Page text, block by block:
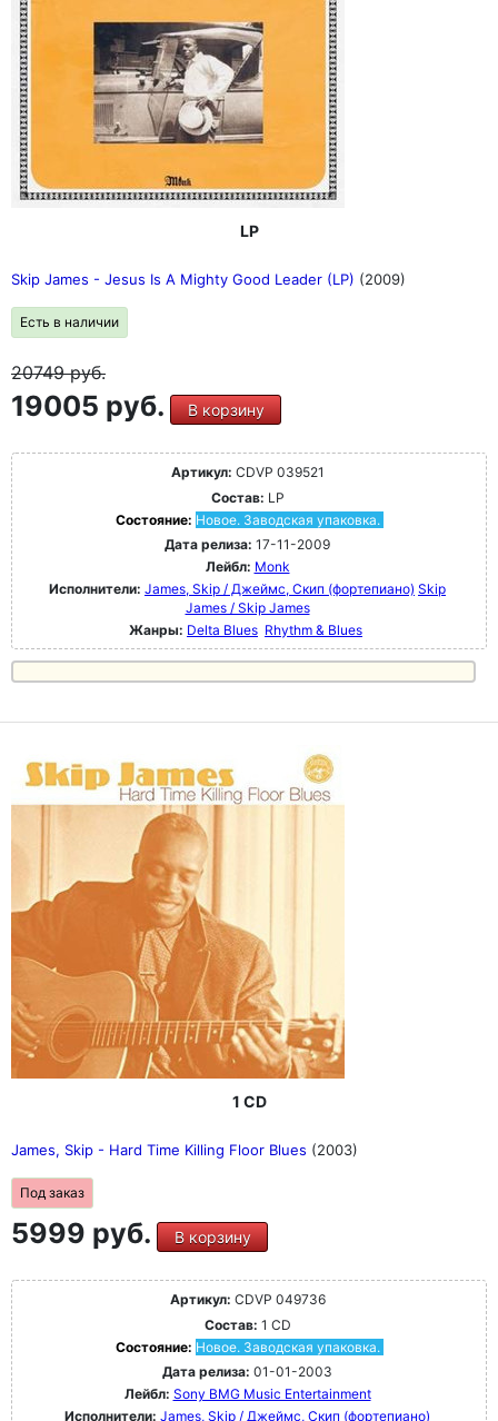
LP
Skip James - Jesus Is A Mighty Good Leader (LP) (2009)
Есть в наличии
20749руб.
19005 руб. В корзину
Артикул: CDVP 039521
Состав: LP
Состояние: Новое. Заводская упаковка.
Дата релиза: 17-11-2009
Лейбл: Monk
Исполнители: James, Skip / Джеймс, Скип (фортепиано) Skip
James / Skip James
Жанры: Delta Blues Rhythm & Blues
1 CD
James, Skip - Hard Time Killing Floor Blues (2003)
Под заказ
5999 руб. В корзину
Артикул: CDVP 049736
Состав: 1 CD
Состояние: Новое. Заводская упаковка.
Дата релиза: 01-01-2003
Лейбл: Sony BMG Music Entertainment
Исполнители: James, Skip / Джеймс, Скип (фортепиано)